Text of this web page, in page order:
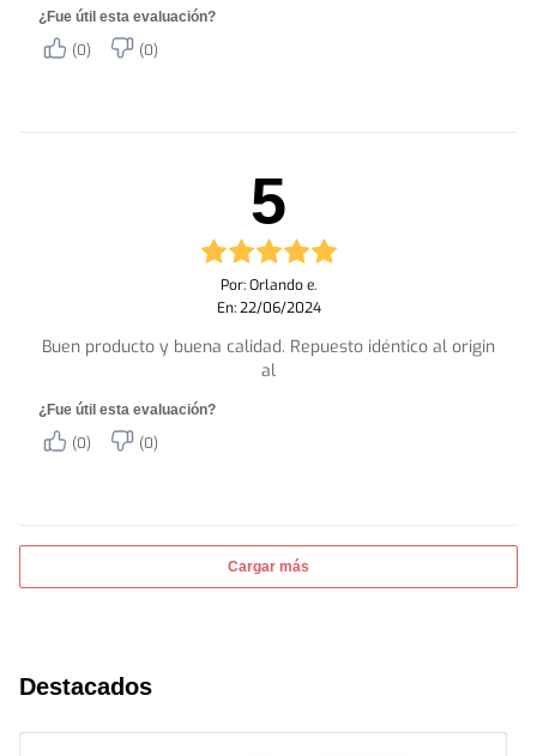
¿Fue útil esta evaluación?
(0) (0)
5
Por: Orlando e.
En: 22/06/2024
Buen producto y buena calidad. Repuesto idéntico al origin
al
¿Fue útil esta evaluación?
(0) (0)
Cargar más
Destacados